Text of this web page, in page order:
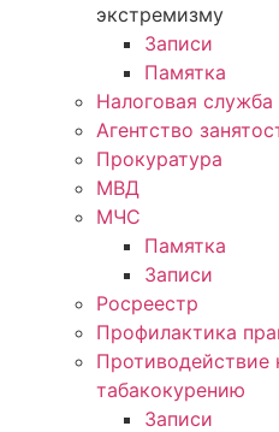
экстремизму
Записи
Памятка
Налоговая служба
Агентство
Прокуратура
МВД
МЧС
Памятка
Записи
Росреестр
Профилактика
Противодействие
табакокурению
Записи